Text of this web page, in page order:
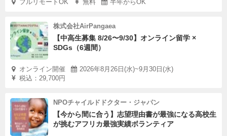
フルリモートOK 無料 半年からOK
株式会社AirPangaea
【中高生募集 8/26〜9/30】オンライン留学 ×
SDGs（6週間）
オンライン開催
2026年8月26日(水)~9月30日(水)
税込：29,700円
NPOチャイルドドクター・ジャパン
【今から間に合う】志望理由書が最強になる高校生
が挑むアフリカ最強実績ボランティア